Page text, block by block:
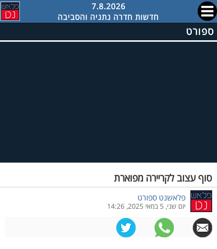
7.8.2026
חדשות חדרה נתניה והסביבה
ספורט
סוף עצוב לקריירה מפוארת
פלאשנט ספורט
יום שני, 5 במאי 2025, 14:26